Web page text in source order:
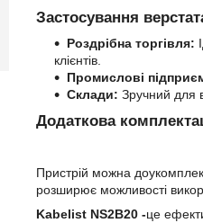
Застосування
Роздрібна торгівля:
клієнтів.
Промислові
Склади: Зручний для
Додаткова
Пристрій можна
розширює можливості
Kabelist NS2B20 -це